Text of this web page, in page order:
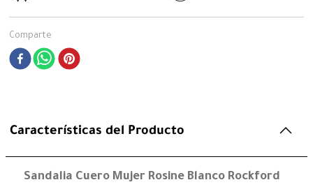
Comparte
Características del Producto
Sandalia Cuero Mujer Rosine Blanco Rockford